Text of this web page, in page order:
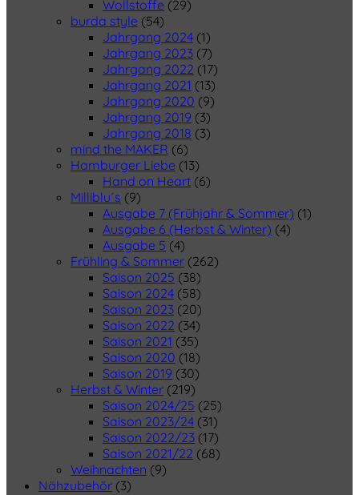
Wollstoffe (29)
burda style (54)
Jahrgang 2024 (1)
Jahrgang 2023 (7)
Jahrgang 2022 (17)
Jahrgang 2021 (13)
Jahrgang 2020 (9)
Jahrgang 2019 (3)
Jahrgang 2018 (3)
mind the MAKER (6)
Hamburger Liebe (13)
Hand on Heart (6)
Milliblu´s (9)
Ausgabe 7 (Frühjahr & Sommer) (1)
Ausgabe 6 (Herbst & Winter) (4)
Ausgabe 5 (4)
Frühling & Sommer (262)
Saison 2025 (38)
Saison 2024 (58)
Saison 2023 (20)
Saison 2022 (34)
Saison 2021 (35)
Saison 2020 (18)
Saison 2019 (30)
Herbst & Winter (219)
Saison 2024/25 (25)
Saison 2023/24 (31)
Saison 2022/23 (17)
Saison 2021/22 (68)
Weihnachten (9)
Nähzubehör (3)